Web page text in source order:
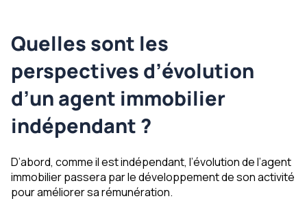
Quelles sont les
perspectives d’évolution
d’un agent immobilier
indépendant ?
D’abord, comme il est indépendant, l’évolution de l’agent
immobilier passera par le développement de son activité
pour améliorer sa rémunération.